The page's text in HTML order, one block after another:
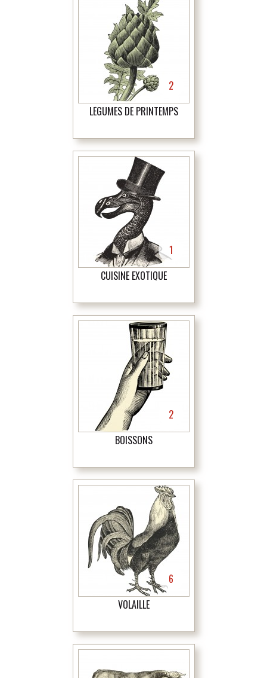
LÉGUMES DE PRINTEMPS
2
CUISINE EXOTIQUE
1
BOISSONS
2
VOLAILLE
6